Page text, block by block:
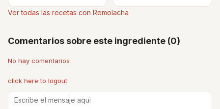
Ver todas las recetas con Remolacha
Comentarios sobre este ingrediente (0)
No hay comentarios
click here to logout